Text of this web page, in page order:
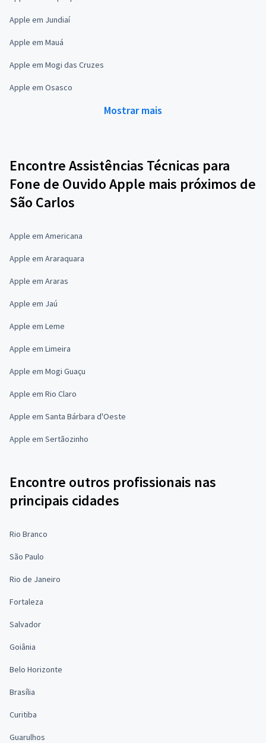
Apple em Jundiaí
Apple em Mauá
Apple em Mogi das Cruzes
Apple em Osasco
Mostrar mais
Encontre Assistências Técnicas para
Fone de Ouvido Apple mais próximos de
São Carlos
Apple em Americana
Apple em Araraquara
Apple em Araras
Apple em Jaú
Apple em Leme
Apple em Limeira
Apple em Mogi Guaçu
Apple em Rio Claro
Apple em Santa Bárbara d'Oeste
Apple em Sertãozinho
Encontre outros profissionais nas
principais cidades
Rio Branco
São Paulo
Rio de Janeiro
Fortaleza
Salvador
Goiânia
Belo Horizonte
Brasília
Curitiba
Guarulhos